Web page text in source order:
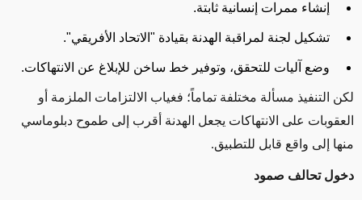
إنشاء ممرات إنسانية ثابتة.
تشكيل لجنة لمراقبة الهدنة بقيادة "الاتحاد الأفريقي".
وضع آليات للتحقق، وتوفير خط ساخن للإبلاغ عن الانتهاكات.
لكن التنفيذ مسألة مختلفة تماماً؛ فغياب الالتزامات الملزمة أو
العقوبات على الانتهاكات يجعل الهدنة أقرب إلى طموح دبلوماسي
منها إلى واقع قابل للتطبيق.
دخول تحالف صمود